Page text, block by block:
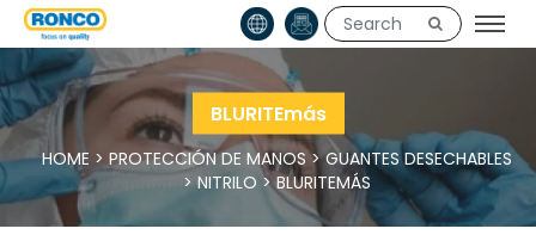
BLURITEmás
HOME > PROTECCIÓN DE MANOS>GUANTES DESECHABLES
>NITRILO > BLURITEMÁS